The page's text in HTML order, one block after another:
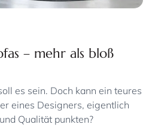
– mehr als bloß
es sein. Doch kann ein teures
eines Designers, eigentlich
Qualität punkten?